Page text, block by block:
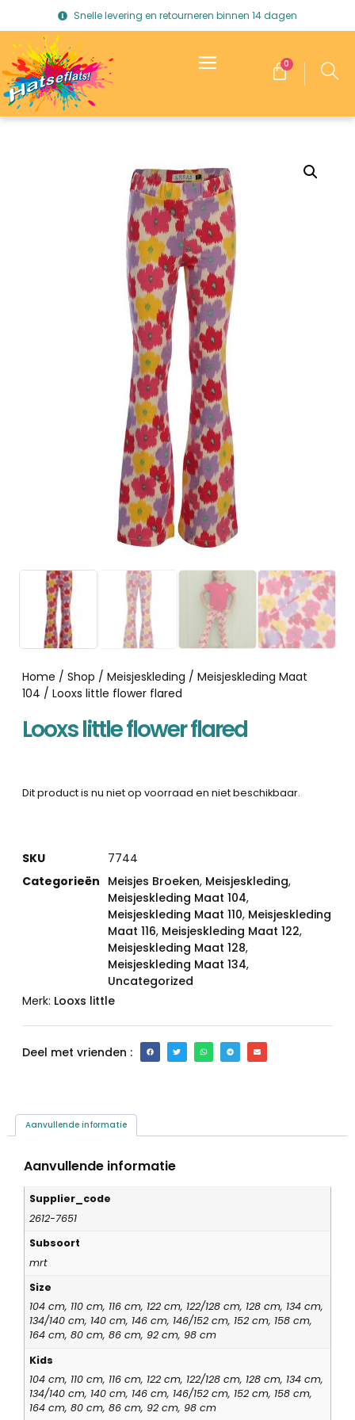
Snelle levering en retourneren binnen 14 dagen
0
Home / Shop / Meisjeskleding / Meisjeskleding Maat
104 / Looxs little flower flared
Looxs little flower flared
Dit product is nu niet op voorraad en niet beschikbaar.
SKU
7744
Categorieën Meisjes Broeken, Meisjeskleding,
Meisjeskleding Maat 104,
Meisjeskleding Maat 110, Meisjeskleding
Maat 116, Meisjeskleding Maat 122,
Meisjeskleding Maat 128,
Meisjeskleding Maat 134,
Uncategorized
Merk: Looxs little
Deel met vrienden :
Aanvullende informatie
Aanvullende informatie
Supplier_code
2612-7651
Subsoort
mrt
Size
104 cm, 110 cm, 116 cm, 122 cm, 122/128 cm, 128 cm, 134 cm,
134/140 cm, 140 cm, 146 cm, 146/152 cm, 152 cm, 158 cm,
164 cm, 80 cm, 86 cm, 92 cm, 98 cm
Kids
104 cm, 110 cm, 116 cm, 122 cm, 122/128 cm, 128 cm, 134 cm,
134/140 cm, 140 cm, 146 cm, 146/152 cm, 152 cm, 158 cm,
164 cm, 80 cm, 86 cm, 92 cm, 98 cm